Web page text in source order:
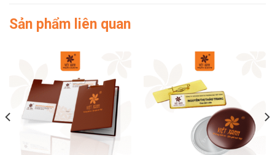
Sản phẩm liên quan